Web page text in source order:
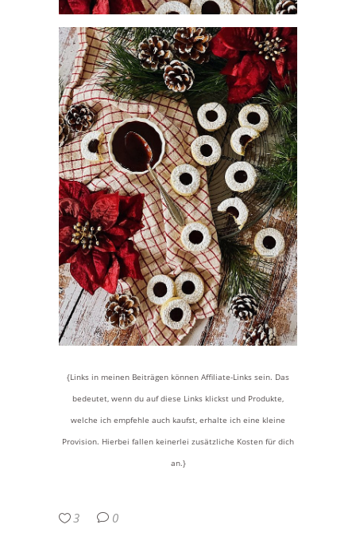
{Links in meinen Beiträgen können Affiliate-Links sein. Das
bedeutet, wenn du auf diese Links klickst und Produkte,
welche ich empfehle auch kaufst, erhalte ich eine kleine
Provision. Hierbei fallen keinerlei zusätzliche Kosten für dich
an.}
3 0